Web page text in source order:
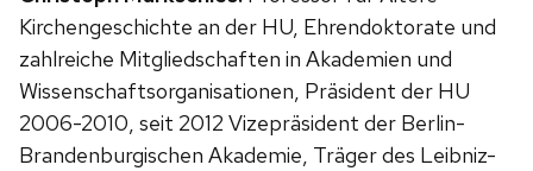
Kirchengeschichte an der HU, Ehrendoktorate und
zahlreiche Mitgliedschaften in Akademien und
Wissenschaftsorganisationen, Präsident der HU
2006-2010, seit 2012 Vizepräsident der Berlin-
Brandenburgischen Akademie, Träger des Leibniz-